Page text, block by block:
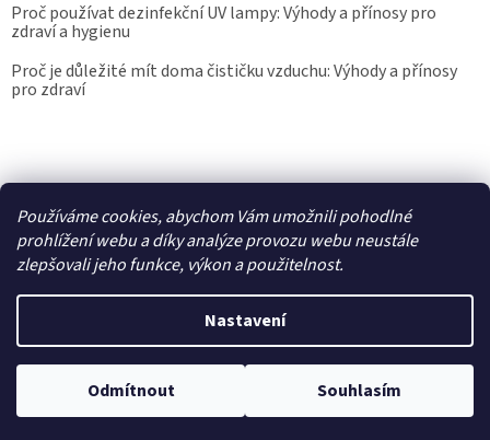
Používáme cookies, abychom Vám umožnili pohodlné
prohlížení webu a díky analýze provozu webu neustále
zlepšovali jeho funkce, výkon a použitelnost.
Nastavení
Odmítnout Souhlasím
Proč používat dezinfekční UV lampy: Výhody a přínosy pro
zdraví a hygienu
Proč je důležité mít doma čističku vzduchu: Výhody a přínosy
pro zdraví
Vytvořil Shoptet
Copyright 2026Epřístroje.cz. Všechna práva vyhrazena.Upravit